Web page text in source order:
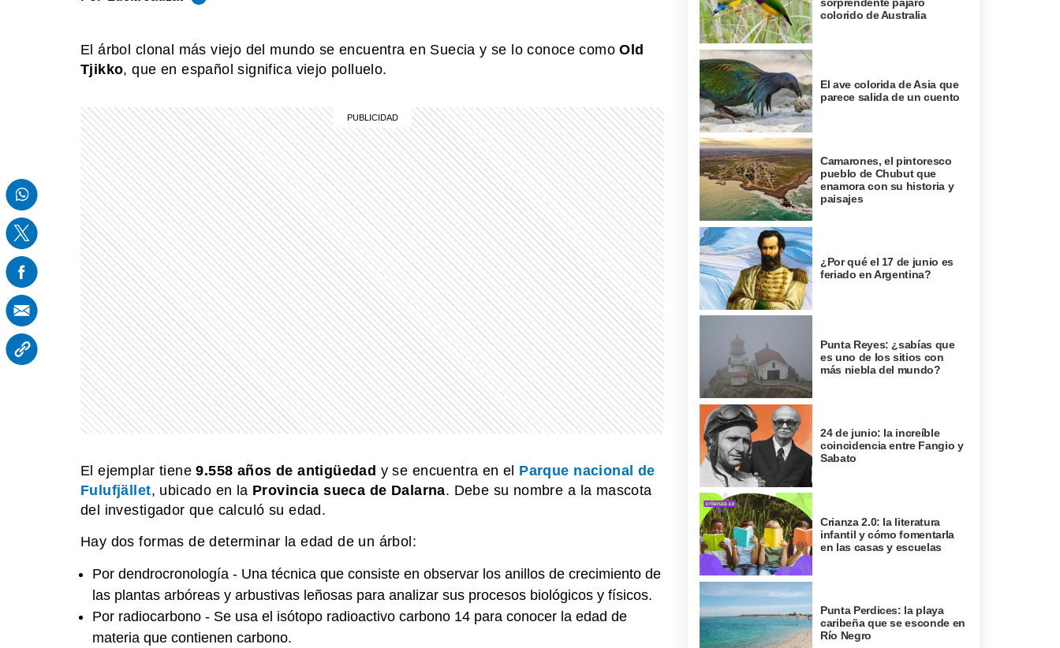
El árbol clonal más viejo del mundo se encuentra en Suecia y se lo conoce comoOld
Tjikko, que en español significa viejo polluelo.
El ejemplar tiene9.558 años de antigüedad y se encuentra en el Parque nacional de
Fulufjället, ubicado en la Provincia sueca de Dalarna. Debe su nombre a la mascota
del investigador que calculó su edad.
Hay dos formas de determinar la edad de un árbol:
Por dendrocronología - Una técnica que consiste en observar los anillos de crecimiento de
las plantas arbóreas y arbustivas leñosas para analizar sus procesos biológicos y físicos.
Por radiocarbono - Se usa el isótopo radioactivo carbono 14 para conocer la edad de
materia que contienen carbono.
colorido de Australia
El ave colorida de Asia que
parece salida de un cuento
Camarones, el pintoresco
pueblo de Chubut que
enamora con su historia y
paisajes
¿Por qué el 17 de junio es
feriado en Argentina?
Punta Reyes: ¿sabías que
es uno de los sitios con
más niebla del mundo?
24 de junio: la increíble
coincidencia entre Fangio y
Sabato
Crianza 2.0: la literatura
infantil y cómo fomentarla
en las casas y escuelas
Punta Perdices: la playa
caribeña que se esconde en
Río Negro